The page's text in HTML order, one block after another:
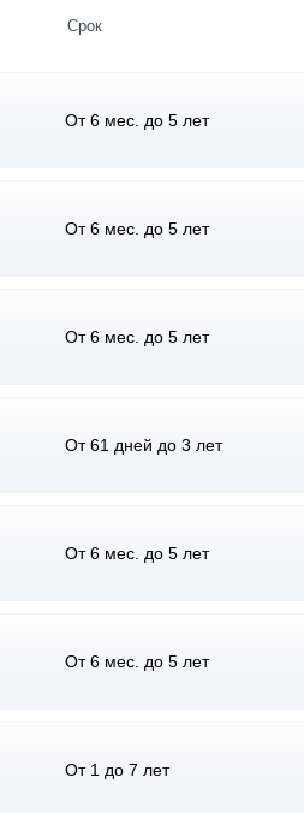
Срок
От 6 мес. до 5 лет
От 6 мес. до 5 лет
От 6 мес. до 5 лет
От 61 дней до 3 лет
От 6 мес. до 5 лет
От 6 мес. до 5 лет
От 1 до 7 лет